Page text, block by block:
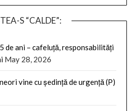
S “CALDE”:
de ani – cafeluță, responsabilități
May 28, 2026
vine cu ședință de urgență (P)